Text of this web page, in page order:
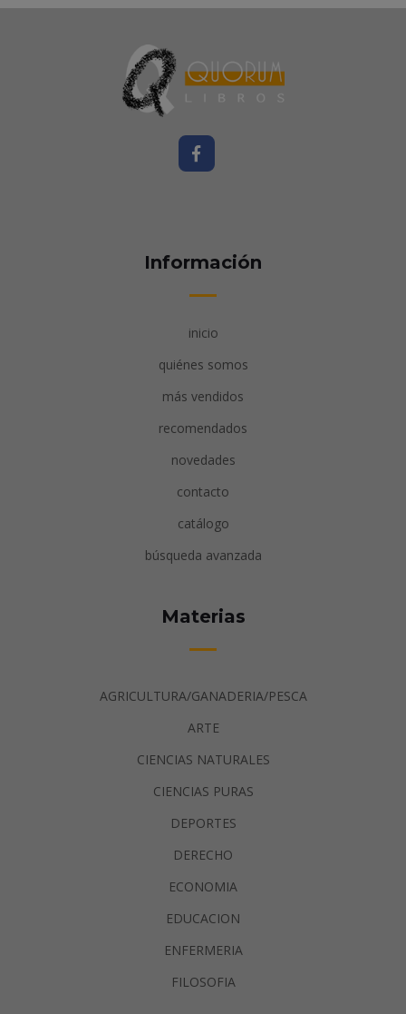
Información
inicio
quiénes somos
más vendidos
recomendados
novedades
contacto
catálogo
búsqueda avanzada
Materias
AGRICULTURA/GANADERIA/PESCA
ARTE
CIENCIAS NATURALES
CIENCIAS PURAS
DEPORTES
DERECHO
ECONOMIA
EDUCACION
ENFERMERIA
FILOSOFIA